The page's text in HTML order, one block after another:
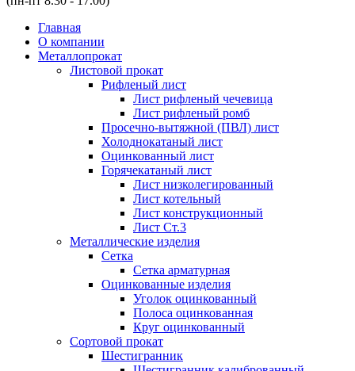
Главная
О компании
Металлопрокат
Листовой прокат
Рифленый лист
Лист рифленый чечевица
Лист рифленый ромб
Просечно-вытяжной (ПВЛ) лист
Холоднокатаный лист
Оцинкованный лист
Горячекатаный лист
Лист низколегированный
Лист котельный
Лист конструкционный
Лист Ст.3
Металлические изделия
Сетка
Сетка арматурная
Оцинкованные изделия
Уголок оцинкованный
Полоса оцинкованная
Круг оцинкованный
Сортовой прокат
Шестигранник